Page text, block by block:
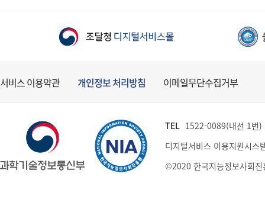
서비스 이용약관 개인정보 처리방침 이메일무단수집거부
TEL 1522-0089(내선 1번
디지털서비스 이용지원시스
©2020 한국지능정보사회진